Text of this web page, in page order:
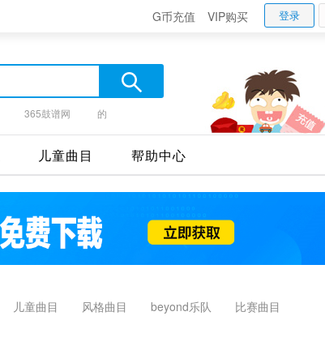
登录
G币充值 VIP购买
365鼓谱网 的
儿童曲目 帮助中心
儿童曲目 风格曲目 beyond乐队 比赛曲目